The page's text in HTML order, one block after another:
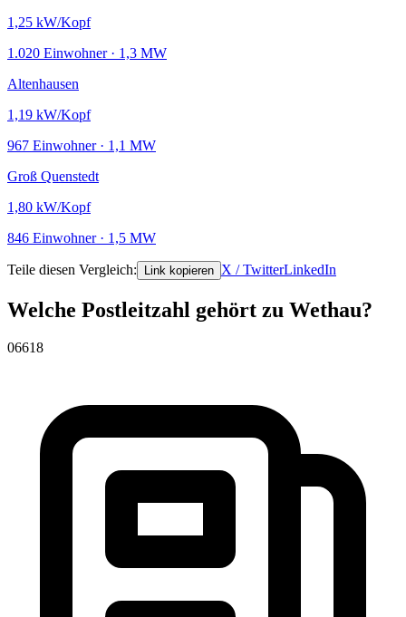
1,25 kW/Kopf
1.020 Einwohner · 1,3 MW
Altenhausen
1,19 kW/Kopf
967 Einwohner · 1,1 MW
Groß Quenstedt
1,80 kW/Kopf
846 Einwohner · 1,5 MW
Teile diesen Vergleich: Link kopieren X / TwitterLinkedIn
Welche Postleitzahl gehört zu Wethau?
06618